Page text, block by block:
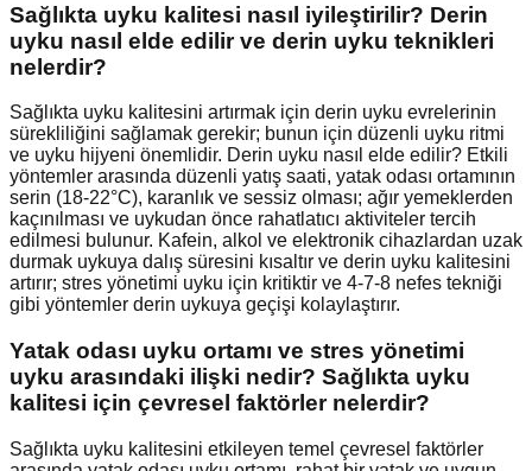
Sağlıkta uyku kalitesi nasıl iyileştirilir? Derin
uyku nasıl elde edilir ve derin uyku teknikleri
nelerdir?
Sağlıkta uyku kalitesini artırmak için derin uyku evrelerinin
sürekliliğini sağlamak gerekir; bunun için düzenli uyku ritmi
ve uyku hijyeni önemlidir. Derin uyku nasıl elde edilir? Etkili
yöntemler arasında düzenli yatış saati, yatak odası ortamının
serin (18-22°C), karanlık ve sessiz olması; ağır yemeklerden
kaçınılması ve uykudan önce rahatlatıcı aktiviteler tercih
edilmesi bulunur. Kafein, alkol ve elektronik cihazlardan uzak
durmak uykuya dalış süresini kısaltır ve derin uyku kalitesini
artırır; stres yönetimi uyku için kritiktir ve 4-7-8 nefes tekniği
gibi yöntemler derin uykuya geçişi kolaylaştırır.
Yatak odası uyku ortamı ve stres yönetimi
uyku arasındaki ilişki nedir? Sağlıkta uyku
kalitesi için çevresel faktörler nelerdir?
Sağlıkta uyku kalitesini etkileyen temel çevresel faktörler